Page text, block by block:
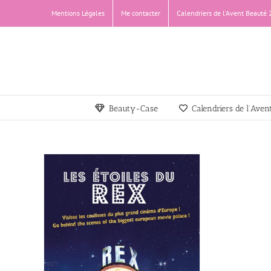
contenu
Mentions Légales Me contacter Calendriers de l’Avent Beauté
Beauty-Case Calendriers de